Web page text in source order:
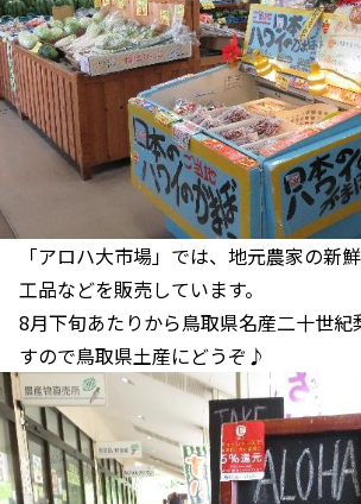
「アロハ大市場」では、地元農家の新
工品などを販売しています。
8月下旬あたりから鳥取県名産二十世紀
すので鳥取県土産にどうぞ♪